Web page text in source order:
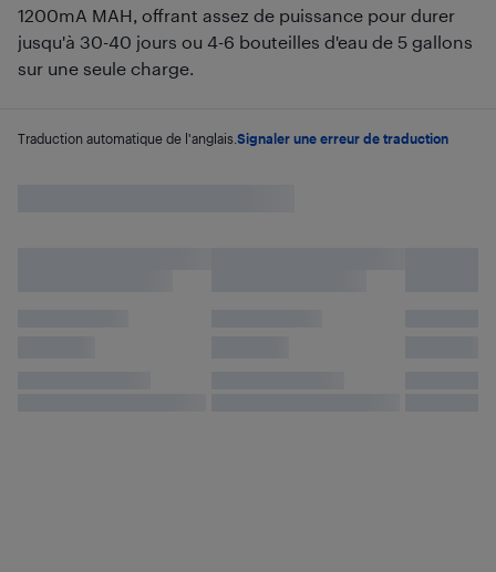
1200mA MAH, offrant assez de puissance pour durer
jusqu'à 30-40 jours ou 4-6 bouteilles d'eau de 5 gallons
sur une seule charge.
Traduction automatique de l'anglais. Signaler une erreur de traduction